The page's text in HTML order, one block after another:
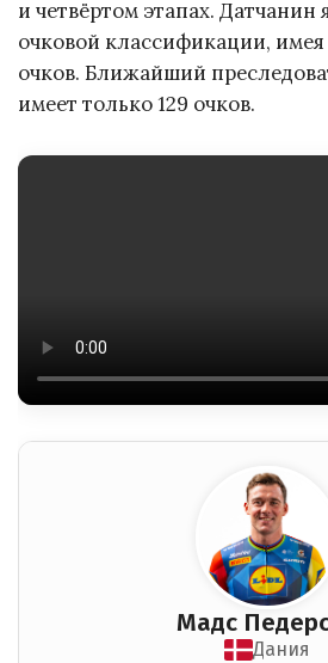
и четвёртом этапах. Датчанин
очковой классификации,
очков. Ближайший
имеет только 129 очков.
Мадс
Дания